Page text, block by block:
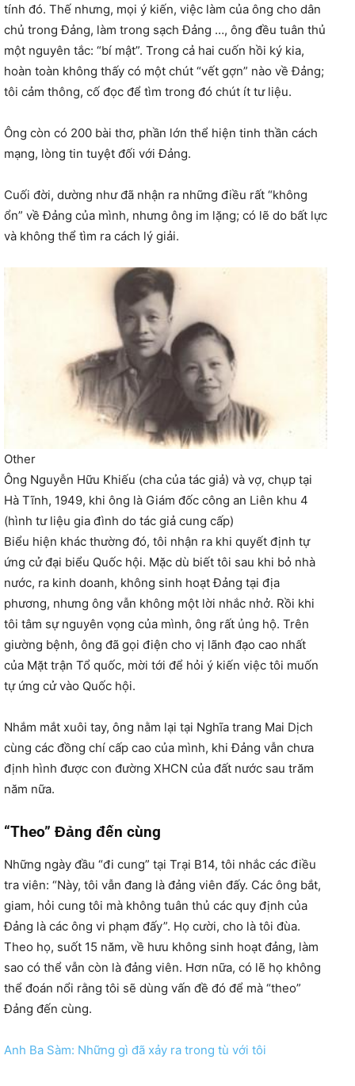
tính đó. Thế nhưng, mọi ý kiến, việc làm của ông cho dân
chủ trong Đảng, làm trong sạch Đảng …, ông đều tuân thủ
một nguyên tắc: “bí mật”. Trong cả hai cuốn hồi ký kia,
hoàn toàn không thấy có một chút “vết gợn” nào về Đảng;
tôi cảm thông, cố đọc để tìm trong đó chút ít tư liệu.
Ông còn có 200 bài thơ, phần lớn thể hiện tinh thần cách
mạng, lòng tin tuyệt đối với Đảng.
Cuối đời, dường như đã nhận ra những điều rất “không
ổn” về Đảng của mình, nhưng ông im lặng; có lẽ do bất lực
và không thể tìm ra cách lý giải.
Other
Ông Nguyễn Hữu Khiếu (cha của tác giả) và vợ, chụp tại
Hà Tĩnh, 1949, khi ông là Giám đốc công an Liên khu 4
(hình tư liệu gia đình do tác giả cung cấp)
Biểu hiện khác thường đó, tôi nhận ra khi quyết định tự
ứng cử đại biểu Quốc hội. Mặc dù biết tôi sau khi bỏ nhà
nước, ra kinh doanh, không sinh hoạt Đảng tại địa
phương, nhưng ông vẫn không một lời nhắc nhở. Rồi khi
tôi tâm sự nguyên vọng của mình, ông rất ủng hộ. Trên
giường bệnh, ông đã gọi điện cho vị lãnh đạo cao nhất
của Mặt trận Tổ quốc, mời tới để hỏi ý kiến việc tôi muốn
tự ứng cử vào Quốc hội.
Nhắm mắt xuôi tay, ông nằm lại tại Nghĩa trang Mai Dịch
cùng các đồng chí cấp cao của mình, khi Đảng vẫn chưa
định hình được con đường XHCN của đất nước sau trăm
năm nữa.
“Theo” Đảng đến cùng
Những ngày đầu “đi cung” tại Trại B14, tôi nhắc các điều
tra viên: “Này, tôi vẫn đang là đảng viên đấy. Các ông bắt,
giam, hỏi cung tôi mà không tuân thủ các quy định của
Đảng là các ông vi phạm đấy”. Họ cười, cho là tôi đùa.
Theo họ, suốt 15 năm, về hưu không sinh hoạt đảng, làm
sao có thể vẫn còn là đảng viên. Hơn nữa, có lẽ họ không
thể đoán nổi rằng tôi sẽ dùng vấn đề đó để mà “theo”
Đảng đến cùng.
Anh Ba Sàm: Những gì đã xảy ra trong tù với tôi